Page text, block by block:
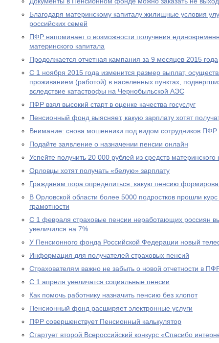
Благодаря материнскому капиталу жилищные условия
российских семей
ПФР напоминает о возможности получения
материнского капитала
Продолжается отчетная кампания за 9 месяцев 2015 года
С 1 ноября 2015 года изменится размер выплат,
проживанием (работой) в населенных пунктах,
вследствие катастрофы на Чернобыльской АЭС
ПФР взял высокий старт в оценке качества госуслуг
Пенсионный фонд выясняет, какую зарплату хотят
Внимание: снова мошенники под видом сотрудников ПФР
Подайте заявление о назначении пенсии онлайн
Успейте получить 20 000 рублей из средств материнского
Орловцы хотят получать «белую» зарплату
Гражданам пора определиться, какую пенсию
В Орловской области более 5000 подростков прошли
грамотности
С 1 февраля страховые пенсии неработающих россиян
увеличился на 7%
У Пенсионного фонда Российской Федерации новый
Информация для получателей страховых пенсий
Страхователям важно не забыть о новой отчетности в
С 1 апреля увеличатся социальные пенсии
Как помочь работнику назначить пенсию без хлопот
Пенсионный фонд расширяет электронные услуги
ПФР совершенствует Пенсионный калькулятор
Стартует второй Всероссийский конкурс «Спасибо